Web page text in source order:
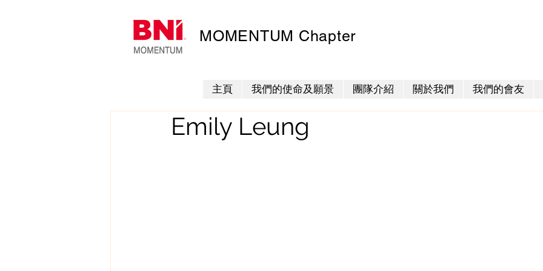
MOMENTUM Chapter
主頁 我們的使命及願景 團隊介紹 關於我們 我們的會友
Emily Leung